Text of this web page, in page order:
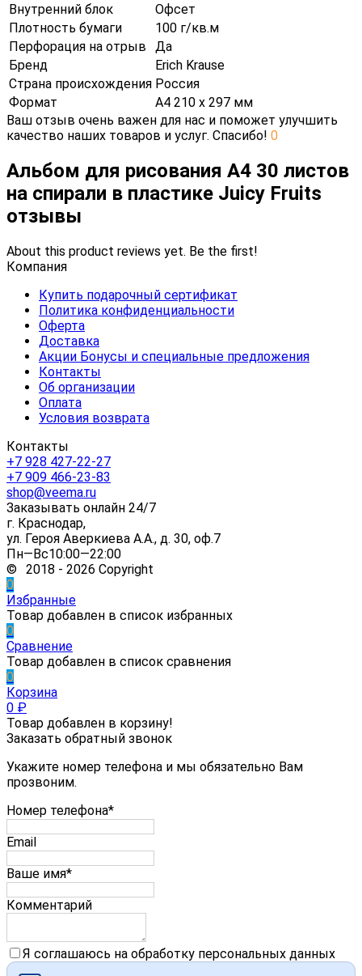
Внутренний блок
Офсет
Плотность бумаги
100 г/кв.м
Перфорация на отрыв
Да
Бренд
Erich Krause
Страна происхождения Россия
Формат
А4 210 х 297 мм
Ваш отзыв очень важен для нас и поможет улучшить
качество наших товаров и услуг. Спасибо! 0
Альбом для рисования А4 30 листов
на спирали в пластике Juicy Fruits
отзывы
About this product reviews yet. Be the first!
Компания
Купить подарочный сертификат
Политика конфиденциальности
Оферта
Доставка
Акции Бонусы и специальные предложения
Контакты
Об организации
Оплата
Условия возврата
Контакты
+7 928 427-22-27
+7 909 466-23-83
shop@veema.ru
Заказывать онлайн 24/7
г. Краснодар,
ул. Героя Аверкиева А.А., д. 30, оф.7
Пн—Вс10:00—22:00
© 2018 - 2026 Copyright
0
Избранные
Товар добавлен в список избранных
0
Сравнение
Товар добавлен в список сравнения
0
Корзина
0 ₽
Товар добавлен в корзину!
Заказать обратный звонок
Укажите номер телефона и мы обязательно Вам
прозвоним.
Номер телефона*
Email
Ваше имя*
Комментарий
Я соглашаюсь на обработку персональных данных